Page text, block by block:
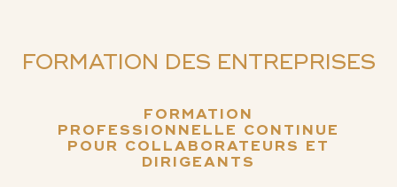
FORMATION DES ENTREPRISES
FORMATION
PROFESSIONNELLE CONTINUE
POUR COLLABORATEURS ET
DIRIGEANTS